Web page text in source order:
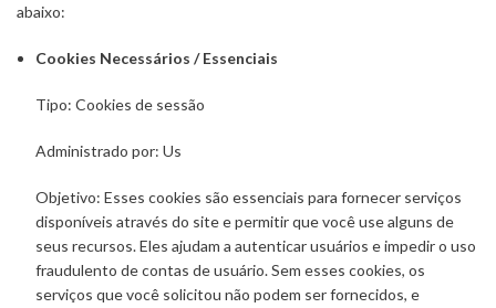
abaixo:
Cookies Necessários / Essenciais
Tipo: Cookies de sessão
Administrado por: Us
Objetivo: Esses cookies são essenciais para fornecer serviços
disponíveis através do site e permitir que você use alguns de
seus recursos. Eles ajudam a autenticar usuários e impedir o uso
fraudulento de contas de usuário. Sem esses cookies, os
serviços que você solicitou não podem ser fornecidos, e